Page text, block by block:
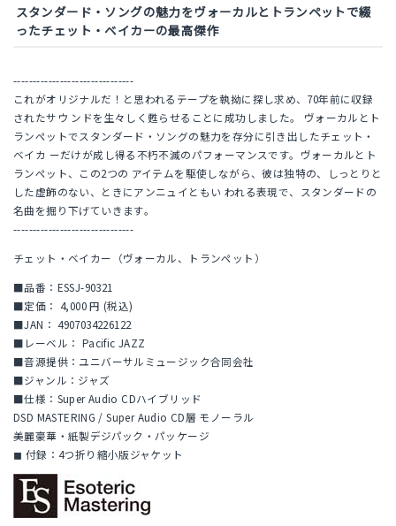
スタンダード・ソングの魅力をヴォーカルとトランペットで綴
ったチェット・ベイカーの最高傑作
-------------------------------
これがオリジナルだ！と思われるテープを執拗に探し求め、70年前に収録
されたサウ ンドを生々しく甦らせることに成功しました。 ヴォーカルとト
ランペットでスタンダード・ソングの魅力を存分に引き出したチェット・
ベイカ ーだけが成し得る不朽不滅のパフォーマンスです。ヴォーカルとト
ランペット、この2つの アイテムを駆使しながら、彼は独特の、しっとりと
した虚飾のない、ときにアンニュイともい われる表現で、スタンダードの
名曲を掘り下げていきます。
-------------------------------
チェット・ベイカー（ヴォーカル、トランペット）
■品番：ESSJ-90321
■定価： 4,000 円 (税込)
■JAN： 4907034226122
■レーベル： Pacific JAZZ
■音源提供：ユニバーサルミュージック合同会社
■ジャンル：ジャズ
■仕様：Super Audio CDハイブリッド
DSD MASTERING / Super Audio CD層 モノーラル
美麗豪華・紙製デジパック・パッケージ
◼ 付録：4つ折り縮小版ジャケット